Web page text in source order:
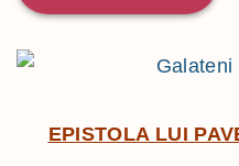
EPISTOLA LUI